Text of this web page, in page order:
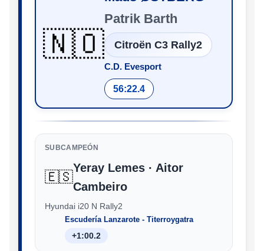
🇳🇴
Patrik Barth
Citroën C3 Rally2
C.D. Evesport
56:22.4
SUBCAMPEÓN
🇪🇸
Yeray Lemes · Aitor
Cambeiro
Hyundai i20 N Rally2
Escudería Lanzarote - Titerroygatra
+1:00.2